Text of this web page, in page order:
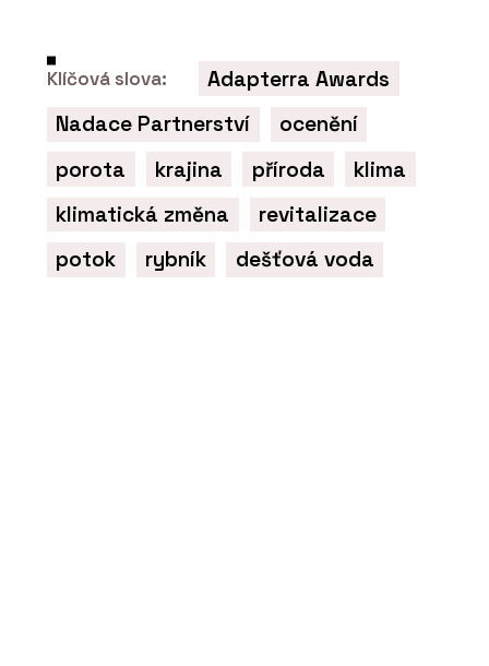
Klíčová slova:
Adapterra Awards
Nadace Partnerství
ocenění
porota
krajina příroda
klima
klimatická změna
revitalizace
potok
rybník dešťová voda